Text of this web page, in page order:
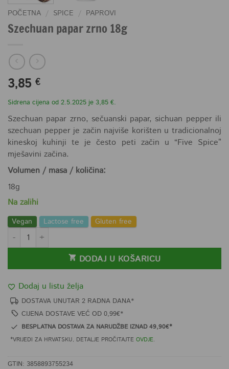
POČETNA / SPICE / PAPROVI
Szechuan papar zrno 18g
3,85 €
Sidrena cijena od 2.5.2025 je 3,85 €.
Szechuan papar zrno, sečuanski papar, sichuan pepper ili
szechuan pepper je začin najviše korišten u tradicionalnoj
kineskoj kuhinji te je često peti začin u “Five Spice”
mješavini začina.
Volumen / masa / količina:
18g
Na zalihi
Vegan Lactose free
Gluten free
Szechuan papar zrno 18g količina
DODAJ U KOŠARICU
Dodaj u listu želja
DOSTAVA UNUTAR 2 RADNA DANA*
CIJENA DOSTAVE VEĆ OD 0,99€*
BESPLATNA DOSTAVA ZA NARUDŽBE IZNAD 49,90€*
*VRIJEDI ZA HRVATSKU, DETALJE PROČITAJTE OVDJE.
GTIN: 3858893755234